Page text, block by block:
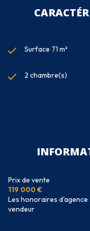
Surface 71 m²
2 chambre(s)
Prix de vente
119 000 €
Les honoraires
vendeur